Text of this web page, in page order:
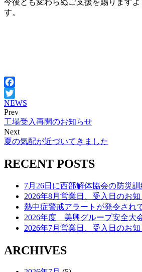
す。
Facebook
Twitter
NEWS
投
稿
ナ
ビ
ン
Prev
工場受入再開のお知らせ
Next
夏の気配が近づいてきました
RECENT POSTS
7月26日に西部解体協会の防災
2026年8月営業日、受入日のお
熱中症警戒アラートが発令され
2026年度 美興グループ安全大
2026年7月営業日、受入日のお知
ARCHIVES